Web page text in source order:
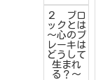
２ ブロ
ックとは
～心のブ
レーキは
どうして
生まれ
る？～